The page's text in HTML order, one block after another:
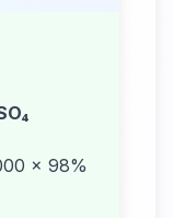
× 98%